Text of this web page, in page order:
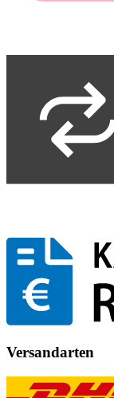
Versandarten